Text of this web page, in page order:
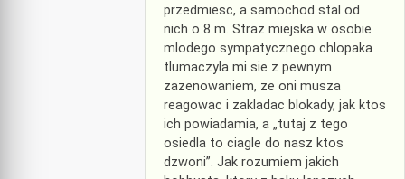
przedmiesc, a samochod stal od
nich o 8 m. Straz miejska w osobie
mlodego sympatycznego chlopaka
tlumaczyla mi sie z pewnym
zazenowaniem, ze oni musza
reagowac i zakladac blokady, jak ktos
ich powiadamia, a „tutaj z tego
osiedla to ciagle do nasz ktos
dzwoni”. Jak rozumiem jakich